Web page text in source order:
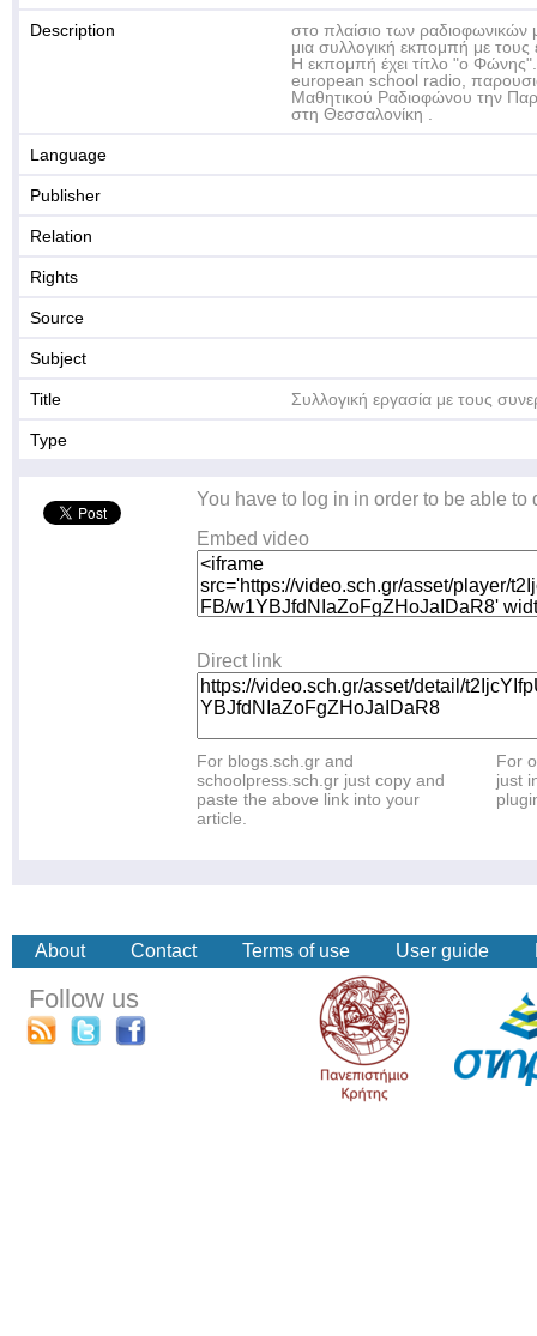
Description
στο πλαίσιο των
μια συλλογική εκπομπή με
Η εκπομπή έχει τίτλο "ο
european school radio,
Μαθητικού Ραδιοφώνου την
στη Θεσσαλονίκη .
Language
Publisher
Relation
Rights
Source
Subject
Title Συλλογική εργασία με τους
Type
You have to log in in order to be able to
Embed video
Direct link
For blogs.sch.gr and
schoolpress.sch.gr just copy and
paste the above link into your
article.
For
just
About Contact Terms of use User guide
Follow us